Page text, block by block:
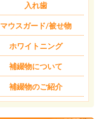
入れ歯
マウスガード/被せ物
ホワイトニング
補綴物について
補綴物のご紹介